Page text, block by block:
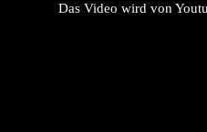
Das Video wird von